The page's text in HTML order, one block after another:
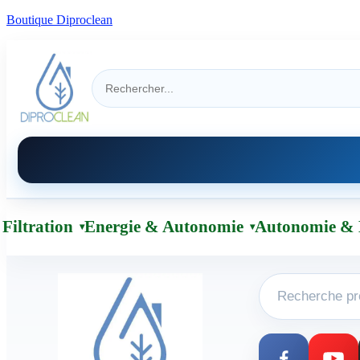
Boutique Diproclean
Energie & Autonomie Autonomie &